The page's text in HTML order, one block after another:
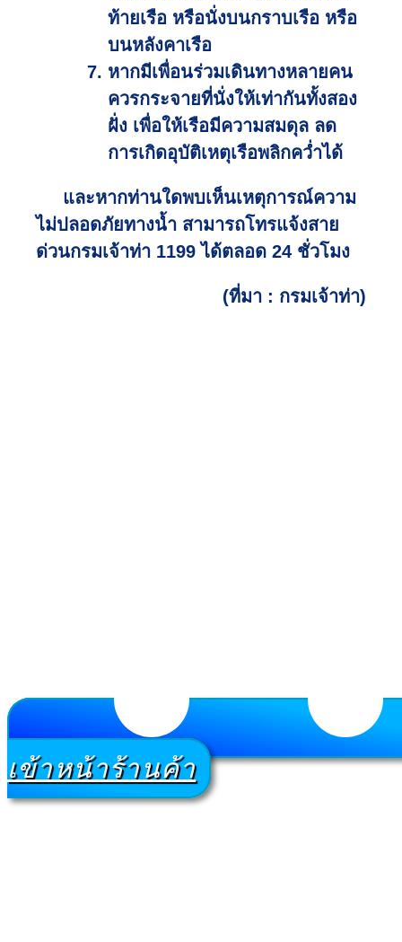
ท้ายเรือ หรือนั่งบนกราบเรือ หรือ
บนหลังคาเรือ
หากมีเพื่อนร่วมเดินทางหลายคน
ควรกระจายที่นั่งให้เท่ากันทั้งสอง
ฝั่ง เพื่อให้เรือมีความสมดุล ลด
การเกิดอุบัติเหตุเรือพลิกคว่ำได้
และหากท่านใดพบเห็นเหตุการณ์ความ
ไม่ปลอดภัยทางน้ำ สามารถโทรแจ้งสาย
ด่วนกรมเจ้าท่า 1199 ได้ตลอด 24 ชั่วโมง
(ที่มา : กรมเจ้าท่า)
เข้าหน้าร้านค้า